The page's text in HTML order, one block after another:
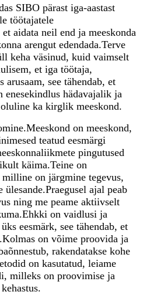
SIBO pärast iga-aastast
töötajatele
aidata neil end ja meeskonda
arengut edendada.Terve
keha väsinud, kuid vaimselt
et iga töötaja,
arusaam, see tähendab, et
enesekindlus hädavajalik ja
ka kirglik meeskond.
on meeskond,
teatud eesmärgi
pingutused
käima.Teine on
on järgmine tegevus,
ajal peab
ning me peame aktiivselt
on vaidlusi ja
eesmärk, see tähendab, et
on võime proovida ja
rakendatakse kohe
on kasutatud, leiame
milleks on proovimise ja